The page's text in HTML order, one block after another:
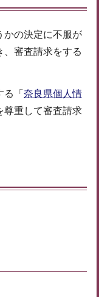
かの決定に不服が
、審査請求をする
「 奈良県個人情
尊重して審査請求